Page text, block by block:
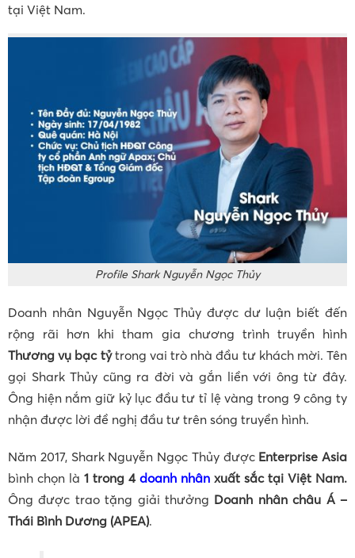
tại Việt Nam.
Profile Shark Nguyễn Ngọc Thủy
Doanh nhân Nguyễn Ngọc Thủy được dư luận biết đến
rộng rãi hơn khi tham gia chương trình truyền hình
Thương vụ bạc tỷtrong vai trò nhà đầu tư khách mời. Tên
gọi Shark Thủy cũng ra đời và gắn liền với ông từ đây.
Ông hiện nắm giữ kỷ lục đầu tư tỉ lệ vàng trong 9 công ty
nhận được lời đề nghị đầu tư trên sóng truyền hình.
Năm 2017, Shark Nguyễn Ngọc Thủy được Enterprise Asia
bình chọn là 1 trong 4doanh nhân xuất sắc tại Việt Nam.
Ông được trao tặng giải thưởng Doanh nhân châu Á –
Thái Bình Dương (APEA).